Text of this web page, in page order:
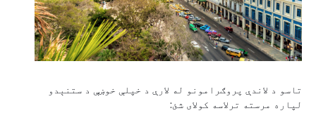
د فدرالي ایالتونو برنامې
تاسو د لاندې پروګرامونو له لارې د خپلې خوښې د ستنېدو
لپاره مرسته ترلاسه کولای شئ: